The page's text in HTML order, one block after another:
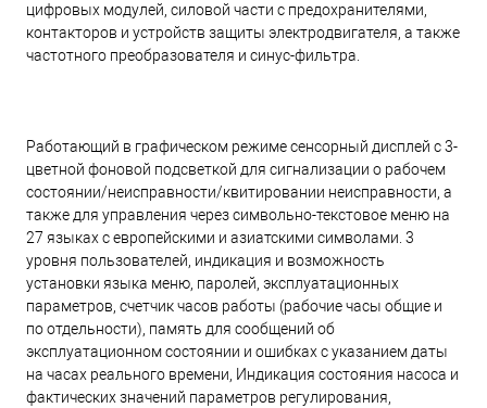
цифровых модулей, силовой части с предохранителями,
контакторов и устройств защиты электродвигателя, а также
частотного преобразователя и синус-фильтра.
Работающий в графическом режиме сенсорный дисплей с 3-
цветной фоновой подсветкой для сигнализации о рабочем
состоянии/неисправности/квитировании неисправности, а
также для управления через символьно-текстовое меню на
27 языках с европейскими и азиатскими символами. 3
уровня пользователей, индикация и возможность
установки языка меню, паролей, эксплуатационных
параметров, счетчик часов работы (рабочие часы общие и
по отдельности), память для сообщений об
эксплуатационном состоянии и ошибках с указанием даты
на часах реального времени, Индикация состояния насоса и
фактических значений параметров регулирования,